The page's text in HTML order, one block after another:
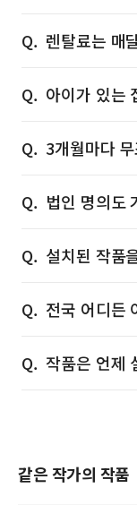
렌탈료는 매
아이가 있는
3개월마다
법인 명의도
설치된 작품
전국 어디든
작품은 언제
같은 작가의 작품